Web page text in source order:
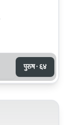
पुरुष · ६४